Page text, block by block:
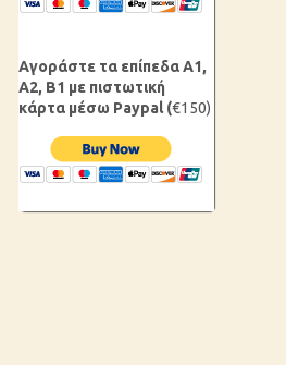
Αγοράστε τα επίπεδα Α1,
Α2, B1 με πιστωτική
κάρτα μέσω Paypal (€150)